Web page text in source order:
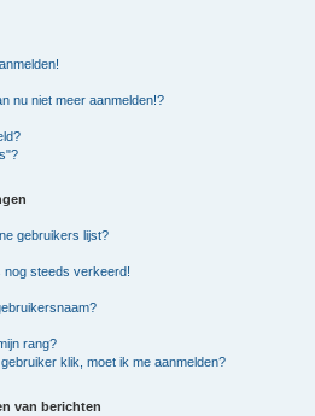
nu niet meer aanmelden!?
gebruikers lijst?
nog steeds verkeerd!
rang?
klik, moet ik me aanmelden?
van berichten